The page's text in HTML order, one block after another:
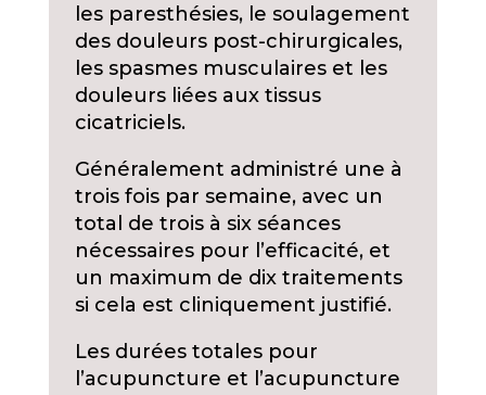
les paresthésies, le soulagement
des douleurs post-chirurgicales,
les spasmes musculaires et les
douleurs liées aux tissus
cicatriciels.
Généralement administré une à
trois fois par semaine, avec un
total de trois à six séances
nécessaires pour l’efficacité, et
un maximum de dix traitements
si cela est cliniquement justifié.
Les durées totales pour
l’acupuncture et l’acupuncture